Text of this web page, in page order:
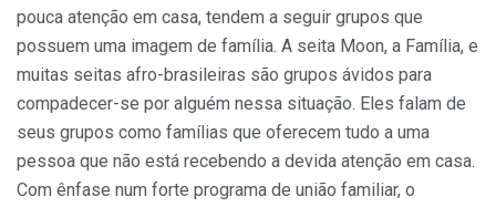
pouca atenção em casa, tendem a seguir grupos que
possuem uma imagem de família. A seita Moon, a Família, e
muitas seitas afro-brasileiras são grupos ávidos para
compadecer-se por alguém nessa situação. Eles falam de
seus grupos como famílias que oferecem tudo a uma
pessoa que não está recebendo a devida atenção em casa.
Com ênfase num forte programa de união familiar, o